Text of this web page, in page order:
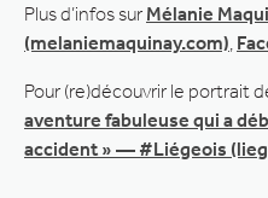
Plus d’infos sur Mélanie
(melaniemaquinay.com)
Pour (re)découvrir le portrait
aventure fabuleuse qui a
accident » — #Liégeois